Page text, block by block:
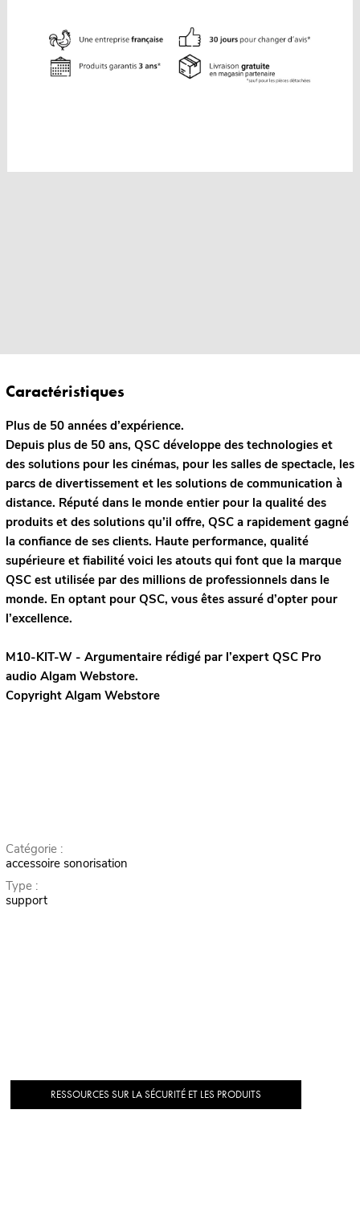
Caractéristiques
Plus de 50 années d’expérience.
Depuis plus de 50 ans, QSC développe des technologies et
des solutions pour les cinémas, pour les salles de spectacle, les
parcs de divertissement et les solutions de communication à
distance. Réputé dans le monde entier pour la qualité des
produits et des solutions qu’il offre, QSC a rapidement gagné
la confiance de ses clients. Haute performance, qualité
supérieure et fiabilité voici les atouts qui font que la marque
QSC est utilisée par des millions de professionnels dans le
monde. En optant pour QSC, vous êtes assuré d’opter pour
l’excellence.
M10-KIT-W - Argumentaire rédigé par l’expert QSC Pro
audio Algam Webstore.
Copyright Algam Webstore
Catégorie :
accessoire sonorisation
Type :
support
RESSOURCES SUR LA SÉCURITÉ ET LES PRODUITS